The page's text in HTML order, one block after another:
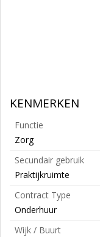
KENMERKEN
Functie
Zorg
Secundair gebruik
Praktijkruimte
Contract Type
Onderhuur
Wijk / Buurt